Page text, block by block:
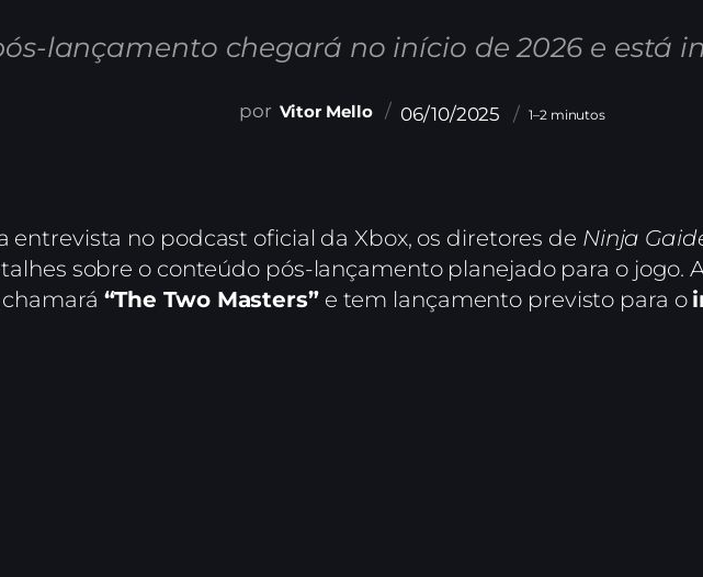
lançamento chegará no início de 2026 e está
Vitor Mello 06/10/2025 1–2 minutos
entrevista no podcast oficial da Xbox, os diretores de Ninja
sobre o conteúdo pós-lançamento planejado para o jogo.
“The Two Masters”e tem lançamento previsto para o